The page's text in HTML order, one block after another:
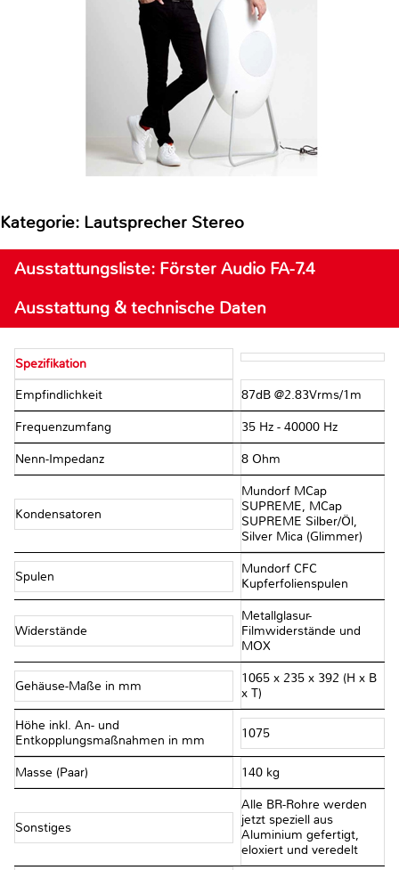
Kategorie: Lautsprecher Stereo
Ausstattungsliste: Förster Audio FA-7.4
Ausstattung & technische Daten
Spezifikation
Empfindlichkeit 87dB @2.83Vrms/1m
Frequenzumfang 35 Hz - 40000 Hz
Nenn-Impedanz 8 Ohm
Kondensatoren
Mundorf MCap
SUPREME, MCap
SUPREME Silber/Öl,
Silver Mica (Glimmer)
Spulen
Mundorf CFC
Kupferfolienspulen
Widerstände
Metallglasur-
Filmwiderstände und
MOX
Gehäuse-Maße in mm
1065 x 235 x 392 (H x B
x T)
Höhe inkl. An- und
Entkopplungsmaßnahmen in mm
1075
Masse (Paar) 140 kg
Sonstiges
Alle BR-Rohre werden
jetzt speziell aus
Aluminium gefertigt,
eloxiert und veredelt